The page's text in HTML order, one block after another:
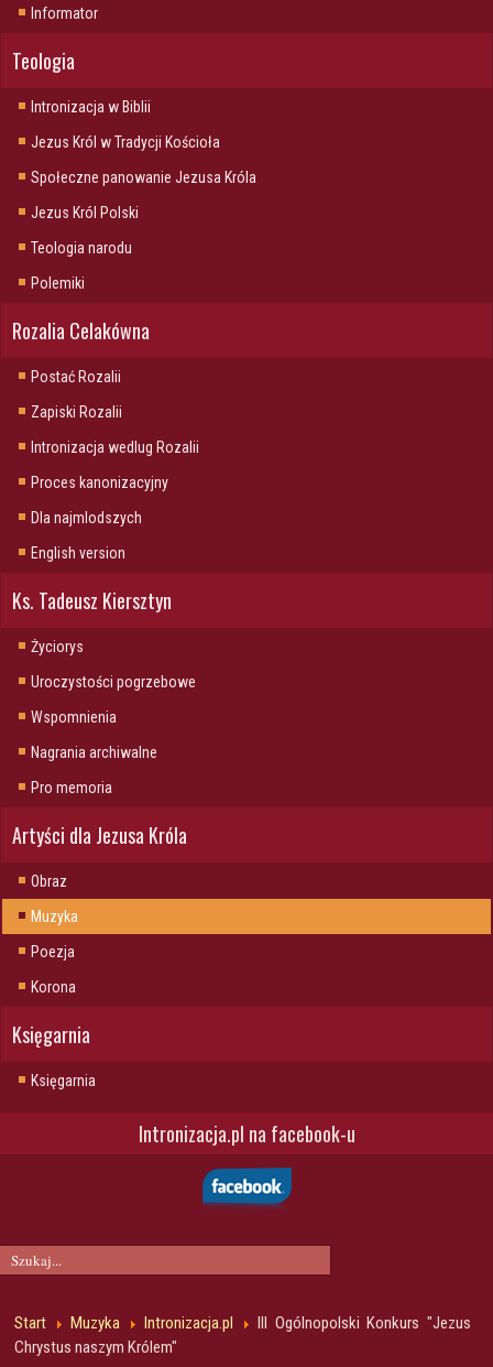
Informator
Teologia
Intronizacja w Biblii
Jezus Król w Tradycji Kościoła
Społeczne panowanie Jezusa Króla
Jezus Król Polski
Teologia narodu
Polemiki
Rozalia Celakówna
Postać Rozalii
Zapiski Rozalii
Intronizacja wedlug Rozalii
Proces kanonizacyjny
Dla najmlodszych
English version
Ks. Tadeusz Kiersztyn
Życiorys
Uroczystości pogrzebowe
Wspomnienia
Nagrania archiwalne
Pro memoria
Artyści dla Jezusa Króla
Obraz
Muzyka
Poezja
Korona
Księgarnia
Księgarnia
Intronizacja.pl na facebook-u
Start Muzyka Intronizacja.pl
III Ogólnopolski Konkurs "Jezus
Chrystus naszym Królem"